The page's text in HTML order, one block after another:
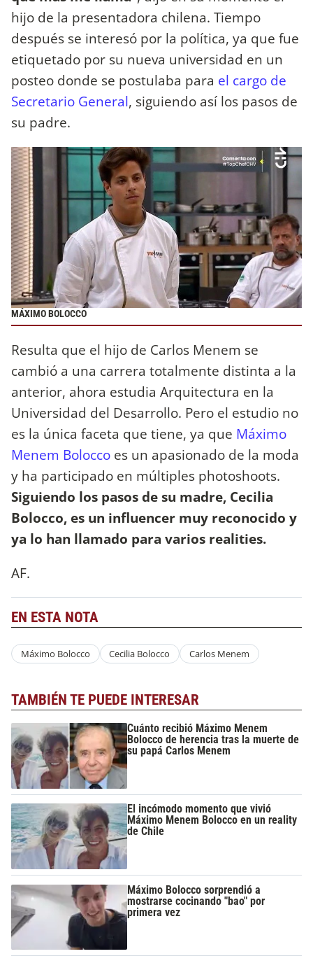
hijo de la presentadora chilena. Tiempo
después se interesó por la política, ya que fue
etiquetado por su nueva universidad en un
posteo donde se postulaba para el cargo de
Secretario General, siguiendo así los pasos de
su padre.
MÁXIMO BOLOCCO
Resulta que el hijo de Carlos Menem se
cambió a una carrera totalmente distinta a la
anterior, ahora estudia Arquitectura en la
Universidad del Desarrollo. Pero el estudio no
es la única faceta que tiene, ya que Máximo
Menem Bolocco es un apasionado de la moda
y ha participado en múltiples photoshoots.
Siguiendo los pasos de su madre, Cecilia
Bolocco, es un influencer muy reconocido y
ya lo han llamado para varios realities.
AF.
EN ESTA NOTA
Máximo Bolocco Cecilia Bolocco Carlos Menem
TAMBIÉN TE PUEDE INTERESAR
Cuánto recibió Máximo Menem
Bolocco de herencia tras la muerte de
su papá Carlos Menem
El incómodo momento que vivió
Máximo Menem Bolocco en un reality
de Chile
Máximo Bolocco sorprendió a
mostrarse cocinando "bao" por
primera vez